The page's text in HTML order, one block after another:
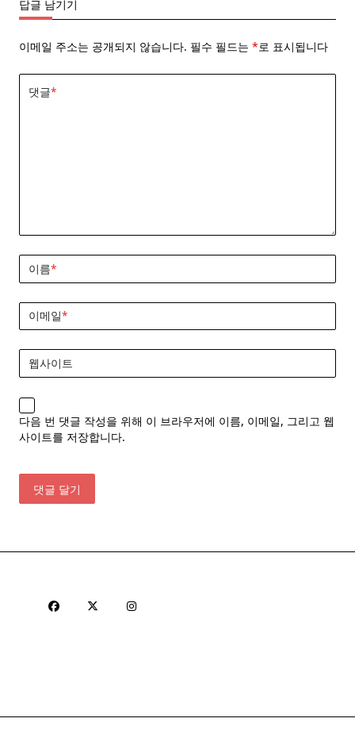
답글 남기기
이메일 주소는 공개되지 않습니다. 필수 필드는 *로 표시됩니다
댓글*
이름*
이메일*
웹사이트
다음 번 댓글 작성을 위해 이 브라우저에 이름, 이메일, 그리고 웹
사이트를 저장합니다.